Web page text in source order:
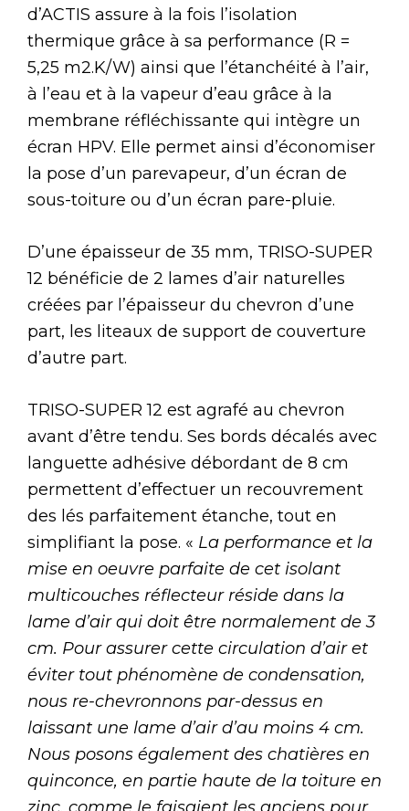
d’ACTIS assure à la fois l’isolation
thermique grâce à sa performance (R =
5,25 m2.K/W) ainsi que l’étanchéité à l’air,
à l’eau et à la vapeur d’eau grâce à la
membrane réfléchissante qui intègre un
écran HPV. Elle permet ainsi d’économiser
la pose d’un parevapeur, d’un écran de
sous-toiture ou d’un écran pare-pluie.
D’une épaisseur de 35 mm, TRISO-SUPER
12 bénéficie de 2 lames d’air naturelles
créées par l’épaisseur du chevron d’une
part, les liteaux de support de couverture
d’autre part.
TRISO-SUPER 12 est agrafé au chevron
avant d’être tendu. Ses bords décalés avec
languette adhésive débordant de 8 cm
permettent d’effectuer un recouvrement
des lés parfaitement étanche, tout en
simplifiant la pose. « La performance et la
mise en oeuvre parfaite de cet isolant
multicouches réflecteur réside dans la
lame d’air qui doit être normalement de 3
cm. Pour assurer cette circulation d’air et
éviter tout phénomène de condensation,
nous re-chevronnons par-dessus en
laissant une lame d’air d’au moins 4 cm.
Nous posons également des chatières en
quinconce, en partie haute de la toiture en